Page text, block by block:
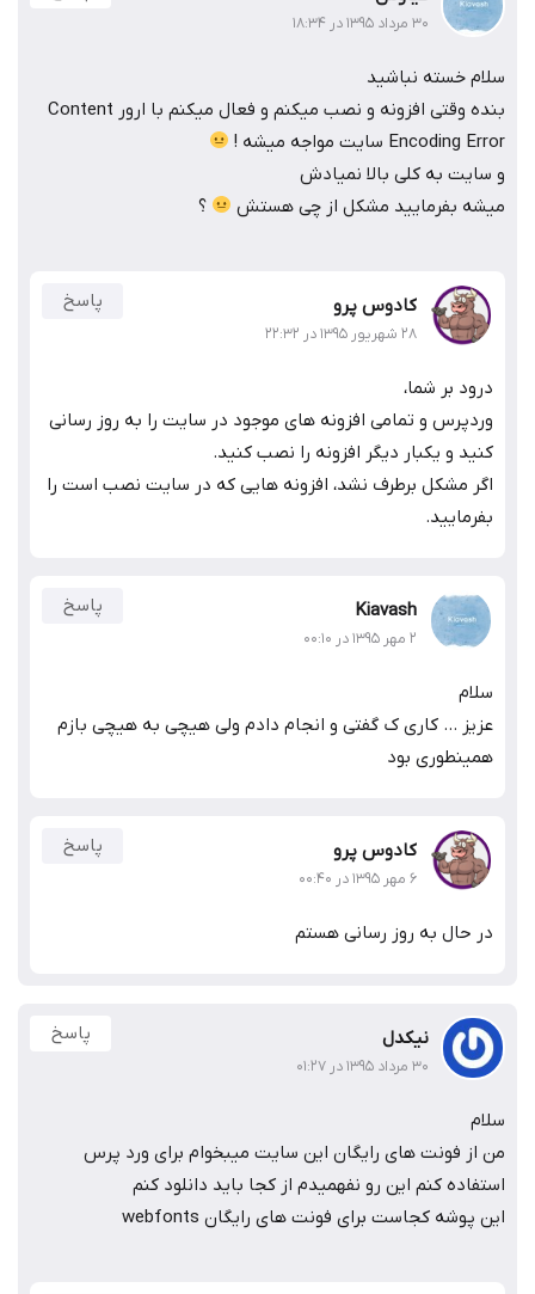
۳۰ مرداد ۱۳۹۵ در ۱۸:۳۴
سلام خسته نباشید
بنده وقتی افزونه و نصب میکنم و فعال میکنم با ارور Content
Encoding Error سایت مواجه میشه !
و سایت به کلی بالا نمیادش
میشه بفرمایید مشکل از چی هستش
؟
کادوس پرو
۲۸ شهریور ۱۳۹۵ در ۲۲:۳۲
پاسخ
درود بر شما،
وردپرس و تمامی افزونه های موجود در سایت را به روز رسانی
کنید و یکبار دیگر افزونه را نصب کنید.
اگر مشکل برطرف نشد، افزونه هایی که در سایت نصب است را
بفرمایید.
Kiavash
۲ مهر ۱۳۹۵ در ۰۰:۱۰
پاسخ
سلام
عزیز … کاری ک گفتی و انجام دادم ولی هیچی به هیچی بازم
همینطوری بود
کادوس پرو
۶ مهر ۱۳۹۵ در ۰۰:۴۰
پاسخ
در حال به روز رسانی هستم
نیکدل
۳۰ مرداد ۱۳۹۵ در ۰۱:۲۷
پاسخ
سلام
من از فونت های رایگان این سایت میبخوام برای ورد پرس
استفاده کنم این رو نفهمیدم از کجا باید دانلود کنم
این پوشه کجاست برای فونت های رایگان webfonts